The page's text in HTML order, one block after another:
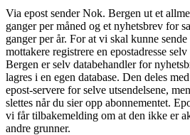
Via epost sender Nok. Bergen ut et
ganger per måned og et nyhetsbrev for
ganger per år. For at vi skal kunne sende
mottakere registrere en epostadresse
Bergen er selv databehandler for
lagres i en egen database. Den deles
epost-servere for selve utsendelsene,
slettes når du sier opp abonnementet.
vi får tilbakemelding om at den ikke er
andre grunner.